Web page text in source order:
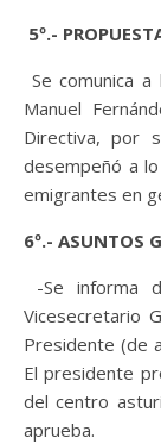
5º.-
Se comunica
Manuel
Directiva, por
desempeñó a
emigrantes en
6º.- ASUNTOS
-Se informa
Vicesecretario
Presidente (de
El presidente
del centro
aprueba.